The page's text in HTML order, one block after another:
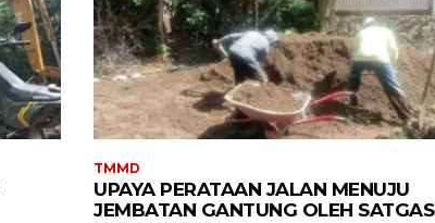
TMMD
UPAYA PERATAAN JALAN MENUJU
JEMBATAN GANTUNG OLEH SATGAS